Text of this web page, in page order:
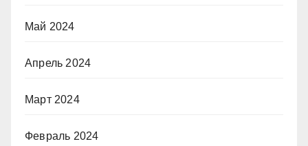
Май 2024
Апрель 2024
Март 2024
Февраль 2024